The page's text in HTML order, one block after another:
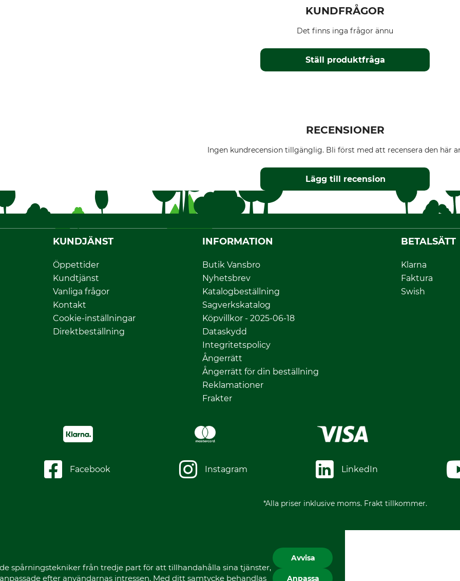
KUNDFRÅGOR
Ställ produktfråga
Det finns inga frågor ännu
RECENSIONER
Ingen kundrecension tillgänglig. Bli först med att recensera den här
Lägg till recension
KUNDJÄNST
Öppettider
Kundtjänst
Vanliga frågor
Kontakt
Cookie-inställningar
Direktbeställning
INFORMATION
Butik Vansbro
Nyhetsbrev
Katalogbeställning
Sagverkskatalog
Köpvillkor - 2025-06-18
Dataskydd
Integritetspolicy
Ångerrätt
Ångerrätt för din beställning
Reklamationer
Frakter
BETALSÄTT
Klarna
Faktura
Swish
Facebook Instagram LinkedIn
*Alla priser inklusive moms. Frakt tillkommer.
spårningstekniker från tredje part för att tillhandahålla sina tjänster,
efter användarnas intressen. Med ditt samtycke behandlas
Avvisa
Anpassa